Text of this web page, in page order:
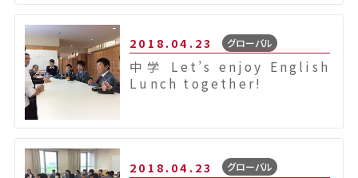
2018.04.23 グローバル
中学 Let’s enjoy English
Lunch together!
2018.04.23 グローバル